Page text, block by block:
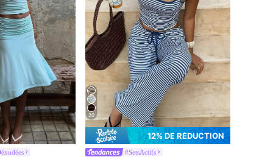
20
12% DE RÉDUCTION
#SetsActifs